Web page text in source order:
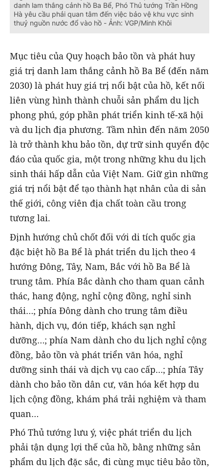
danh lam thắng cảnh hồ Ba Bể, Phó Thủ tướng Trần Hồng
Hà yêu cầu phải quan tâm đến việc bảo vệ khu vực sinh
thuỷ nguồn nước đổ vào hồ - Ảnh: VGP/Minh Khôi
Mục tiêu của Quy hoạch bảo tồn và phát huy
giá trị danh lam thắng cảnh hồ Ba Bể (đến năm
2030) là phát huy giá trị nổi bật của hồ, kết nối
liên vùng hình thành chuỗi sản phẩm du lịch
phong phú, góp phần phát triển kinh tế-xã hội
và du lịch địa phương. Tầm nhìn đến năm 2050
là trở thành khu bảo tồn, dự trữ sinh quyển độc
đáo của quốc gia, một trong những khu du lịch
sinh thái hấp dẫn của Việt Nam. Giữ gìn những
giá trị nổi bật để tạo thành hạt nhân của di sản
thế giới, công viên địa chất toàn cầu trong
tương lai.
Định hướng chủ chốt đối với di tích quốc gia
đặc biệt hồ Ba Bể là phát triển du lịch theo 4
hướng Đông, Tây, Nam, Bắc với hồ Ba Bể là
trung tâm. Phía Bắc dành cho tham quan cảnh
thác, hang động, nghỉ cộng đồng, nghỉ sinh
thái…; phía Đông dành cho trung tâm điều
hành, dịch vụ, đón tiếp, khách sạn nghỉ
dưỡng…; phía Nam dành cho du lịch nghỉ cộng
đồng, bảo tồn và phát triển văn hóa, nghỉ
dưỡng sinh thái và dịch vụ cao cấp…; phía Tây
dành cho bảo tồn dân cư, văn hóa kết hợp du
lịch cộng đồng, khám phá trải nghiệm và tham
quan…
Phó Thủ tướng lưu ý, việc phát triển du lịch
phải tận dụng lợi thế của hồ, bằng những sản
phẩm du lịch đặc sắc, đi cùng mục tiêu bảo tồn,